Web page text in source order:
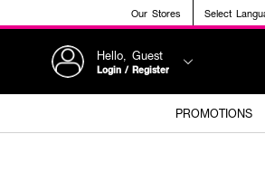
Our Stores Select
Hello, Guest
Login / Register
PROMOTIONS